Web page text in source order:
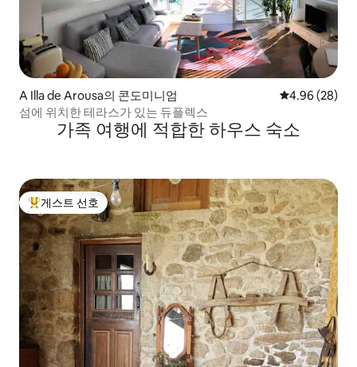
A Illa de Arousa의 콘도미니엄 평점 4.96점(5
4.96 (28)
섬에 위치한 테라스가 있는 듀플렉스
가족 여행에 적합한 하우스 숙소
상위 게스트 선호
게스트 선호